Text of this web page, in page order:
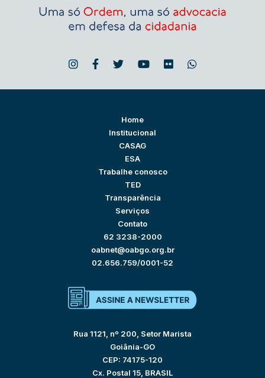
Home
Institucional
CASAG
ESA
Trabalhe conosco
TED
Transparência
Serviços
Contato
62 3238-2000
oabnet@oabgo.org.br
02.656.759/0001-52
Rua 1121, nº 200, Setor Marista
Goiânia-GO
CEP: 74175-120
Cx. Postal 15, BRASIL